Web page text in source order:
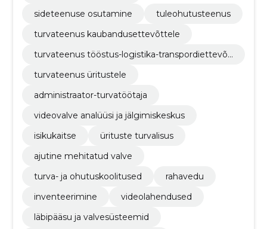
sideteenuse osutamine
tuleohutusteenus
turvateenus kaubandusettevõttele
turvateenus tööstus-logistika-transpordiettevõt
turvateenus üritustele
administraator-turvatöötaja
videovalve analüüsi ja jälgimiskeskus
isikukaitse
ürituste turvalisus
ajutine mehitatud valve
turva- ja ohutuskoolitused
rahavedu
inventeerimine
videolahendused
läbipääsu ja valvesüsteemid